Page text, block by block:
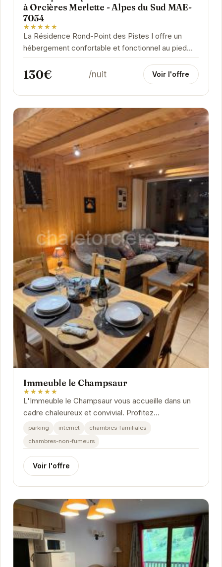
à Orcières Merlette - Alpes du Sud MAE-
7054
★★★★★
La Résidence Rond-Point des Pistes I offre un
hébergement confortable et fonctionnel au pied
des pistes d'Orcières Merlette. Ce maxi studio
est...
130€ /nuit Voir l'offre
Immeuble le Champsaur
★★★★★
L'Immeuble le Champsaur vous accueille dans un
cadre chaleureux et convivial. Profitez
d'appartements spacieux et lumineux, dotés de
parking internet
chambres-familiales
chambres-non-fumeurs
Voir l'offre